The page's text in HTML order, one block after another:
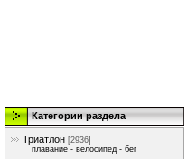
Категории раздела
Триатлон [2936]
плавание - велосипед - бег